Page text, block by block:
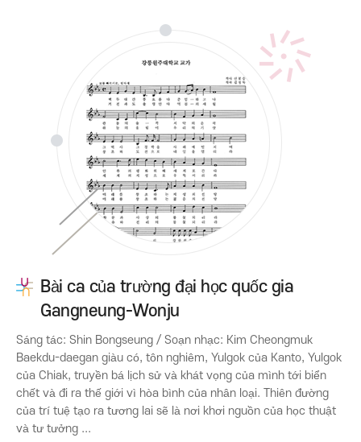
Bài ca của trường đại học quốc gia
Gangneung-Wonju
Sáng tác: Shin Bongseung / Soạn nhạc: Kim Cheongmuk
Baekdu-daegan giàu có, tôn nghiêm, Yulgok của Kanto, Yulgok
của Chiak, truyền bá lịch sử và khát vọng của mình tới biển
chết và đi ra thế giới vì hòa bình của nhân loại. Thiên đường
của trí tuệ tạo ra tương lai sẽ là nơi khơi nguồn của học thuật
và tư tưởng ...